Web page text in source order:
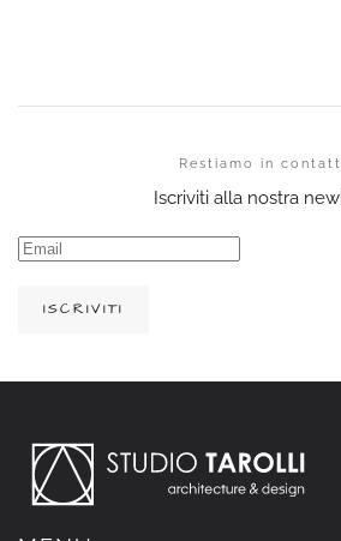
Restiamo in
Iscriviti alla nostra
ISCRIVITI